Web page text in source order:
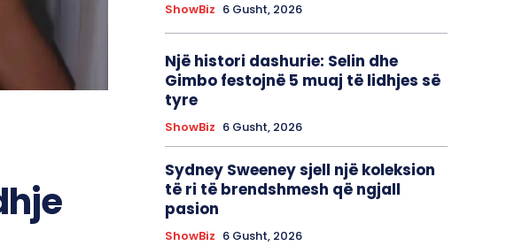
ShowBiz 6 Gusht, 2026
Një histori dashurie: Selin dhe
Gimbo festojnë 5 muaj të lidhjes së
tyre
ShowBiz 6 Gusht, 2026
Sydney Sweeney sjell një koleksion
të ri të brendshmesh që ngjall
pasion
ShowBiz 6 Gusht, 2026